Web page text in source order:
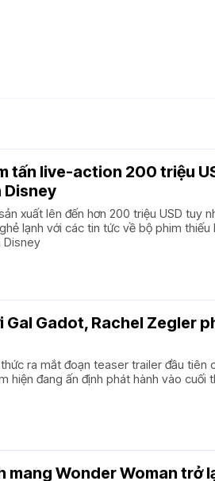
tấn live-action 200 triệu
Disney
xuất lên đến hơn 200 triệu USD tuy
lạnh với các tin tức về bộ phim thiếu
Disney
Gadot, Rachel Zegler
ra mắt đoạn teaser trailer đầu tiên
hiện đang ấn định phát hành vào cuối
mang Wonder Woman trở